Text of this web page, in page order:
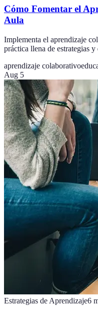
Cómo Fomentar el
Aula
Implementa el aprendizaje
práctica llena de estrategias
aprendizaje colaborativo
Aug 5
Estrategias de Aprendizaje6